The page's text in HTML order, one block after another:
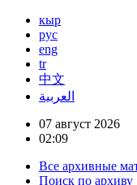
кыр
рус
eng
tr
中文
العربية
07 август 2026
02:09
Все архивные
Поиск по архиву